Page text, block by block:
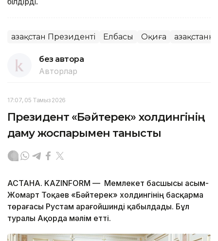
Қазақстан Президенті Елбасы Оқиға
без автора
Авторлар
17:07, 05 Тамыз 2026
Президент «Бәйтерек» холдингінің
даму жоспарымен танысты
АСТАНА. KAZINFORM — Мемлекет басшысы Қасым-
Жомарт Тоқаев «Бәйтерек» холдингінің басқарма
төрағасы Рустам Қарағойшинді қабылдады. Бұл
туралы Ақорда мәлім етті.